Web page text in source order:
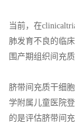
当前，在
肺发育不良的临
围产期组织间充质
脐带间充质干细
学附属儿童医院
的是评估脐带间